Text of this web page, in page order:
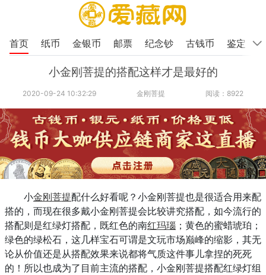
首页 纸币 金银币 邮票 纪念钞 古钱币 鉴定
小金刚菩提的搭配这样才是最好的
2020-09-24 10:32:29 金刚菩提 阅读：8922
小金刚菩提配什么好看呢？小金刚菩提也是很适合用来配
搭的，而现在很多戴小金刚菩提会比较讲究搭配，如今流行的
搭配则是红绿灯搭配，既红色的南红玛瑙 ；黄色的蜜蜡琥珀；
绿色的绿松石，这几样宝石可谓是文玩市场巅峰的缩影，其无
论从价值还是从搭配效果来说都将气质这件事儿拿捏的死死
的！所以也成为了目前主流的搭配，小金刚菩提搭配红绿灯组